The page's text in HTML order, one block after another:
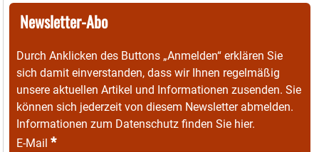
Newsletter-Abo
Durch Anklicken des Buttons „Anmelden“ erklären Sie
sich damit einverstanden, dass wir Ihnen regelmäßig
unsere aktuellen Artikel und Informationen zusenden. Sie
können sich jederzeit von diesem Newsletter abmelden.
Informationen zum Datenschutz finden Sie hier.
E-Mail *